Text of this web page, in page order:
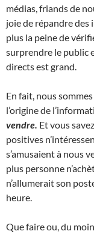
médias, friands de
joie de répandre
plus la peine de
surprendre le public
directs est grand.
En fait, nous
l’origine de
vendre. Et vous
positives
s’amusaient à nous
plus personne
n’allumerait son
heure.
Que faire ou, du